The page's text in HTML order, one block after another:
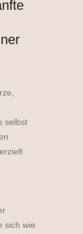
selbst
sich wie